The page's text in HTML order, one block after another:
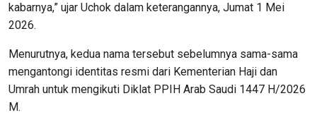
kabarnya,” ujar Uchok dalam keterangannya, Jumat 1 Mei
2026.
Menurutnya, kedua nama tersebut sebelumnya sama-sama
mengantongi identitas resmi dari Kementerian Haji dan
Umrah untuk mengikuti Diklat PPIH Arab Saudi 1447 H/2026
M.